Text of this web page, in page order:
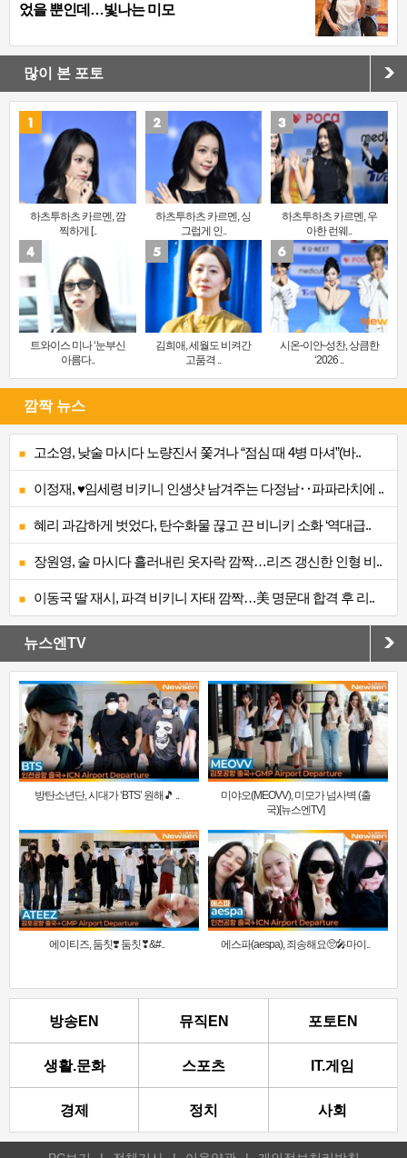
었을 뿐인데…빛나는 미모
많이 본 포토
하츠투하츠 카르멘, 깜
찍하게 [..
하츠투하츠 카르멘, 싱
그럽게 인..
하츠투하츠 카르멘, 우
아한 런웨..
트와이스 미나 ‘눈부신
아름다..
김희애, 세월도 비켜간
고품격 ..
시온-이안-성찬, 상큼한
‘2026 ..
깜짝 뉴스
고소영, 낮술 마시다 노량진서 쫓겨나 “점심 때 4병 마셔”(바..
이정재, ♥임세령 비키니 인생샷 남겨주는 다정남‥파파라치에 ..
혜리 과감하게 벗었다, 탄수화물 끊고 끈 비니키 소화 ‘역대급..
장원영, 술 마시다 흘러내린 옷자락 깜짝…리즈 갱신한 인형 비..
이동국 딸 재시, 파격 비키니 자태 깜짝…美 명문대 합격 후 리..
뉴스엔TV
방탄소년단, 시대가 ‘BTS’ 원해🎵 ..
미야오(MEOVV), 미모가 넘사벽 (출
국)[뉴스엔TV]
에이티즈, 둠칫❣️ 둠칫❣&#.. 에스파(aespa), 죄송해요🥺🎤마이..
방송EN 뮤직EN 포토EN
생활.문화 스포츠 IT.게임
경제 정치 사회